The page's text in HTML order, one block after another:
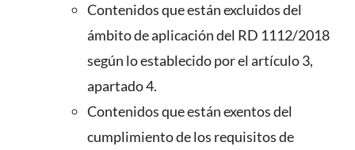
Contenidos que están excluidos del
ámbito de aplicación del RD 1112/2018
según lo establecido por el artículo 3,
apartado 4.
Contenidos que están exentos del
cumplimiento de los requisitos de